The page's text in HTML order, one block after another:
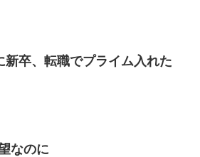
新卒、転職でプライム入れた
なのに